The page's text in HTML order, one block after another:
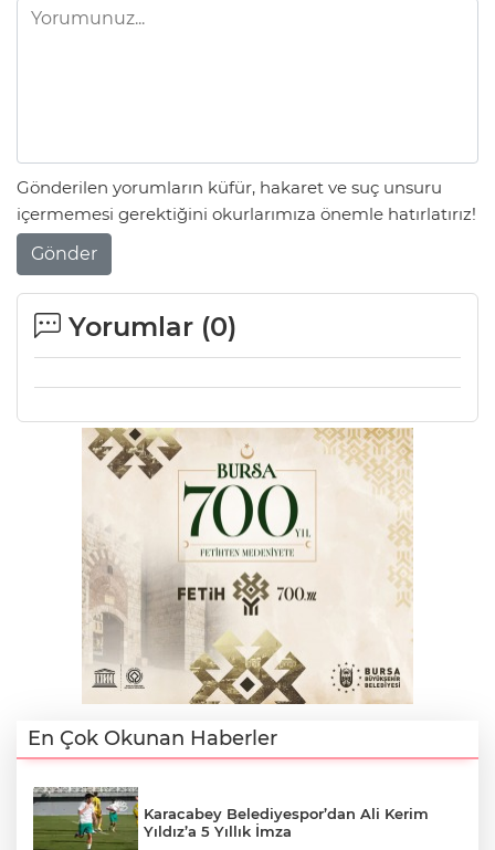
Gönderilen yorumların küfür, hakaret ve suç unsuru
içermemesi gerektiğini okurlarımıza önemle hatırlatırız!
Gönder
Yorumlar (0)
En Çok Okunan Haberler
Karacabey Belediyespor’dan Ali Kerim
Yıldız’a 5 Yıllık İmza